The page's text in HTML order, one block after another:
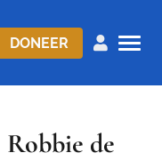
DONEER
de